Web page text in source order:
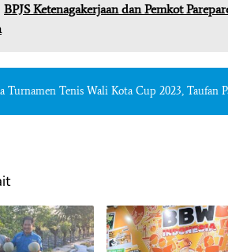
BPJS Ketenagakerjaan dan Pemkot
Turnamen Tenis Wali Kota Cup 2023, Taufan